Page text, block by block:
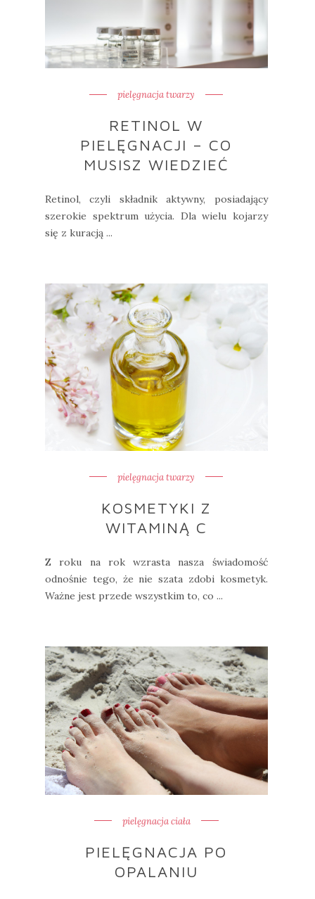
pielęgnacja twarzy
RETINOL W
PIELĘGNACJI – CO
MUSISZ WIEDZIEĆ
Retinol, czyli składnik aktywny, posiadający
szerokie spektrum użycia. Dla wielu kojarzy
się z kuracją ...
pielęgnacja twarzy
KOSMETYKI Z
WITAMINĄ C
Z roku na rok wzrasta nasza świadomość
odnośnie tego, że nie szata zdobi kosmetyk.
Ważne jest przede wszystkim to, co ...
pielęgnacja ciała
PIELĘGNACJA PO
OPALANIU